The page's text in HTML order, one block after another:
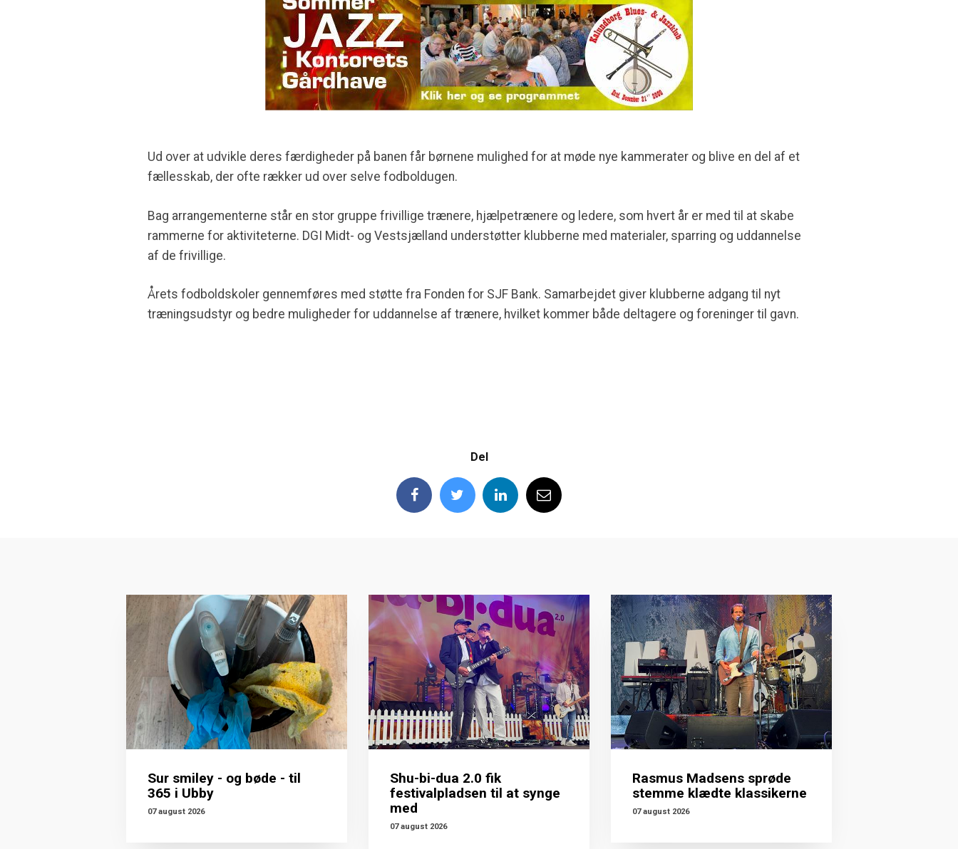
Ud over at udvikle deres færdigheder på banen får børnene mulighed for at møde nye kammerater og blive en del af et
fællesskab, der ofte rækker ud over selve fodboldugen.
Bag arrangementerne står en stor gruppe frivillige trænere, hjælpetrænere og ledere, som hvert år er med til at skabe
rammerne for aktiviteterne. DGI Midt- og Vestsjælland understøtter klubberne med materialer, sparring og uddannelse
af de frivillige.
Årets fodboldskoler gennemføres med støtte fra Fonden for SJF Bank. Samarbejdet giver klubberne adgang til nyt
træningsudstyr og bedre muligheder for uddannelse af trænere, hvilket kommer både deltagere og foreninger til gavn.
Del
Sur smiley - og bøde - til
365 i Ubby
07 august 2026
Shu-bi-dua 2.0 fik
festivalpladsen til at synge
med
07 august 2026
Rasmus Madsens sprøde
stemme klædte klassikerne
07 august 2026